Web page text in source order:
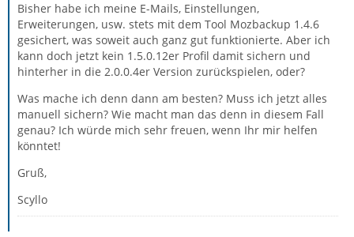
Bisher habe ich meine E-Mails, Einstellungen,
Erweiterungen, usw. stets mit dem Tool Mozbackup 1.4.6
gesichert, was soweit auch ganz gut funktionierte. Aber ich
kann doch jetzt kein 1.5.0.12er Profil damit sichern und
hinterher in die 2.0.0.4er Version zurückspielen, oder?
Was mache ich denn dann am besten? Muss ich jetzt alles
manuell sichern? Wie macht man das denn in diesem Fall
genau? Ich würde mich sehr freuen, wenn Ihr mir helfen
könntet!
Gruß,
Scyllo